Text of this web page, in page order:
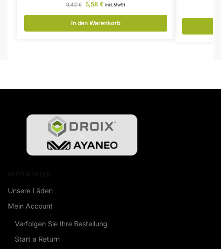
9,42€ 5,58 € inkl.MwSt
In den Warenkorb
Unsere Läden
Mein Account
Verfolgen Sie Ihre Bestellung
Start a Return